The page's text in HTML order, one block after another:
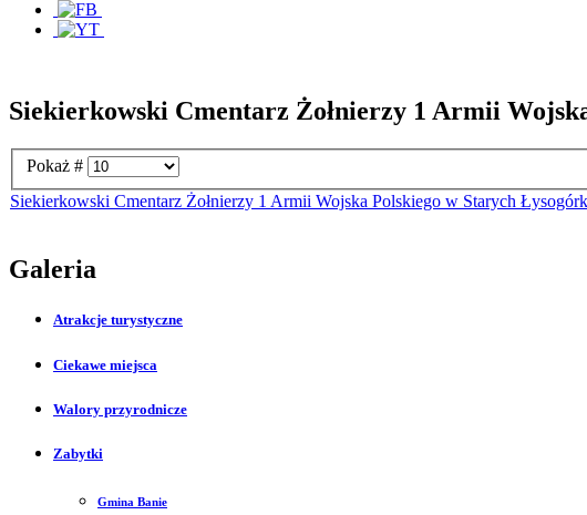
Siekierkowski Cmentarz Żołnierzy 1 Armii
Pokaż #
Siekierkowski Cmentarz Żołnierzy 1 Armii Wojska Polskiego w Starych
Galeria
Atrakcje turystyczne
Ciekawe miejsca
Walory przyrodnicze
Zabytki
Gmina Banie